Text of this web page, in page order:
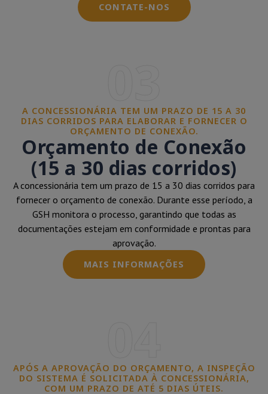
CONTATE-NOS
A CONCESSIONÁRIA TEM UM PRAZO DE 15 A 30
DIAS CORRIDOS PARA ELABORAR E FORNECER O
ORÇAMENTO DE CONEXÃO.
Orçamento de Conexão
(15 a 30 dias corridos)
A concessionária tem um prazo de 15 a 30 dias corridos para
fornecer o orçamento de conexão. Durante esse período, a
GSH monitora o processo, garantindo que todas as
documentações estejam em conformidade e prontas para
aprovação.
MAIS INFORMAÇÕES
APÓS A APROVAÇÃO DO ORÇAMENTO, A INSPEÇÃO
DO SISTEMA É SOLICITADA À CONCESSIONÁRIA,
COM UM PRAZO DE ATÉ 5 DIAS ÚTEIS.